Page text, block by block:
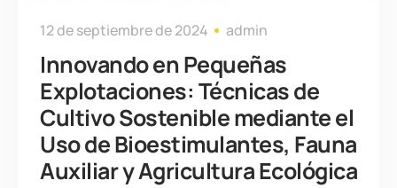
12 de septiembre de 2024 admin
Innovando en Pequeñas
Explotaciones: Técnicas de
Cultivo Sostenible mediante el
Uso de Bioestimulantes, Fauna
Auxiliar y Agricultura Ecológica